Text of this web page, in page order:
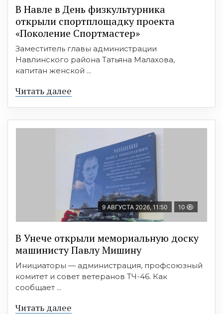
В Навле в День физкультурника
открыли спортплощадку проекта
«Поколение Спортмастер»
Заместитель главы администрации
Навлинского района Татьяна Малахова,
капитан женской ...
Читать далее
9 АВГУСТА 2026, 11:50 10
В Унече открыли мемориальную доску
машинисту Павлу Мишину
Инициаторы — администрация, профсоюзный
комитет и совет ветеранов ТЧ-46. Как
сообщает ...
Читать далее